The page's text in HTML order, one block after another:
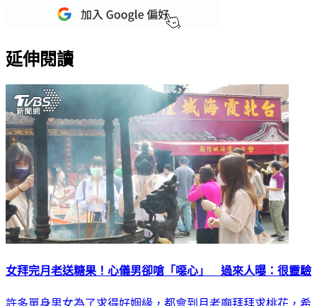
延伸閱讀
女拜完月老送糖果！心儀男卻嗆「噁心」 過來人曝：很靈驗
許多單身男女為了求得好姻緣，都會到月老廟拜拜求桃花，希